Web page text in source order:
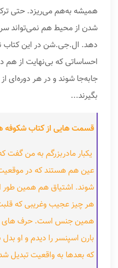
همیشه به‌هم می‌ریزد. حتی
شدن از محیط هم نمی‌تواند
دهد. ال.جی.شن در این کتاب
احساساتی که بی‌نهایت از هم
جابه‌جا شوند و در هر دوره‌ای
بگیرند...
قسمت هایی از کتاب
یکبار مادربزرگم به من
عین هم هستند که در
شوند. اشتیاق هم همین طور
هر چیز عجیب وغریبی که
همین جنس است. حرف های او
بارن اسپنسر را دیدم و او
که بعدها به واقعیت تبدیل